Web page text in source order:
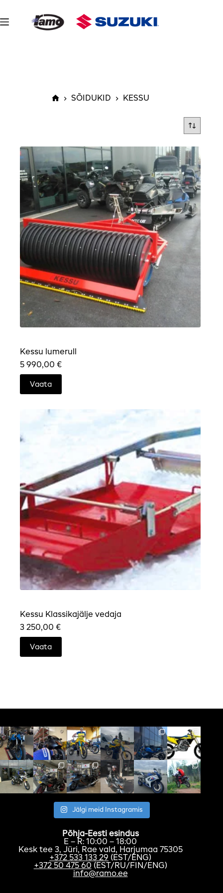
content
SÕIDUKID KESSU
Kessu lumerull
5 990,00 €
Vaata
Kessu Klassikajälje vedaja
3 250,00 €
Vaata
Jälgi meid Instagramis
Põhja-Eesti esindus
E – R: 10:00 – 18:00
Kesk tee 3, Jüri, Rae vald, Harjumaa 75305
+372 533 133 29 (EST/ENG)
+372 50 475 60 (EST/RU/FIN/ENG)
info@ramo.ee